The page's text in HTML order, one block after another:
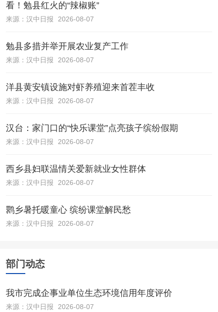
看！勉县红火的“辣椒账”
来源： 汉中日报 2026-08-07
勉县多措并举开展农业复产工作
来源： 汉中日报 2026-08-07
洋县黄安镇设施对虾养殖迎来首茬丰收
来源： 汉中日报 2026-08-07
汉台：家门口的“快乐课堂”点亮孩子缤纷假期
来源： 汉中日报 2026-08-07
西乡县妇联温情关爱新就业女性群体
来源： 汉中日报 2026-08-07
鹮乡暑托暖童心 缤纷课堂解民愁
来源： 汉中日报 2026-08-07
部门动态
我市完成企事业单位生态环境信用年度评价
来源： 汉中日报 2026-08-07